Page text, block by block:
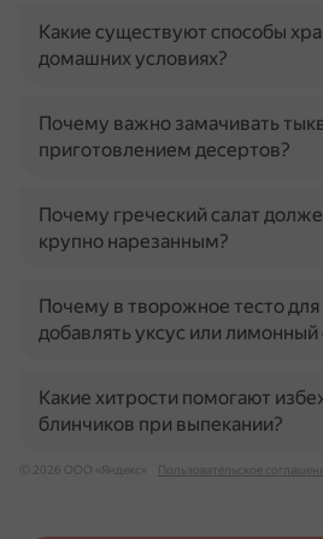
Какие существуют способы
домашних условиях?
Почему важно замачивать
приготовлением десертов?
Почему греческий салат
крупно нарезанным?
Почему в творожное тесто
добавлять уксус или лимонный
Какие хитрости помогают
блинчиков при выпекании?
© 2026 ООО «Яндекс» Пользовательское